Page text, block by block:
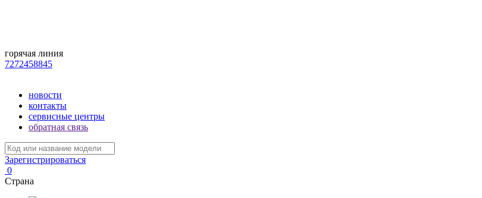
горячая линия
7272458845
новости
контакты
сервисные центры
обратная связь
Зарегистрироваться
0
Страна